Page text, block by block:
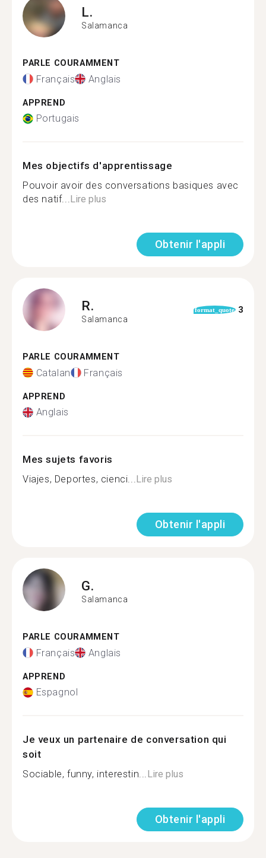
L.
Salamanca
PARLE COURAMMENT
Français Anglais
APPREND
Portugais
Mes objectifs d'apprentissage
Pouvoir avoir des conversations basiques avec
des natif...Lire plus
Obtenir l'appli
R.
Salamanca
format_quote 3
PARLE COURAMMENT
Catalan Français
APPREND
Anglais
Mes sujets favoris
Viajes, Deportes, cienci...Lire plus
Obtenir l'appli
G.
Salamanca
PARLE COURAMMENT
Français Anglais
APPREND
Espagnol
Je veux un partenaire de conversation qui
soit
Sociable, funny, interestin...Lire plus
Obtenir l'appli